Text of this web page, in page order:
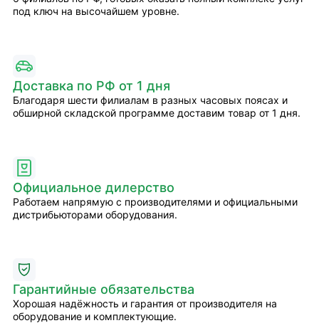
под ключ на высочайшем уровне.
Доставка по РФ от 1 дня
Благодаря шести филиалам в разных часовых поясах и
обширной складской программе доставим товар от 1 дня.
Официальное дилерство
Работаем напрямую с производителями и официальными
дистрибьюторами оборудования.
Гарантийные обязательства
Хорошая надёжность и гарантия от производителя на
оборудование и комплектующие.